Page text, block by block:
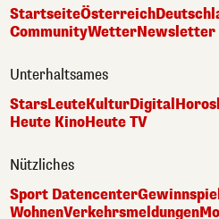
StartseiteÖsterreich
CommunityWetterNewsletter
Unterhaltsames
StarsLeuteKulturDigital
Heute KinoHeute TV
Nützliches
Sport Datencenter
WohnenVerkehrsmeldungen